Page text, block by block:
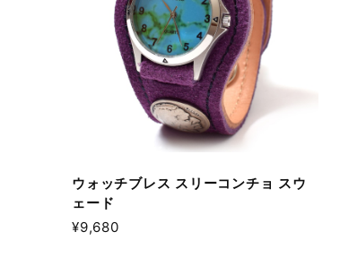
ウォッチブレス スリーコンチョ スウ
ェード
¥9,680